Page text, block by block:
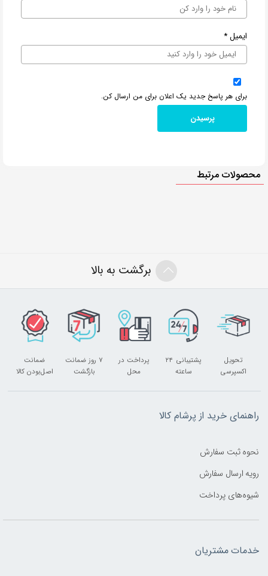
ایمیل*
برای هر پاسخ جدید یک اعلان برای من ارسال کن.
محصولات مرتبط
برگشت به بالا
تحویل
اکسپرسی
پشتیبانی ۲۴
ساعته
پرداخت در
محل
۷ روز ضمانت
بازگشت
ضمانت
اصل‌بودن کالا
راهنمای خرید از پرشام کالا
نحوه ثبت سفارش
رویه ارسال سفارش
شیوه‌های پرداخت
خدمات مشتریان